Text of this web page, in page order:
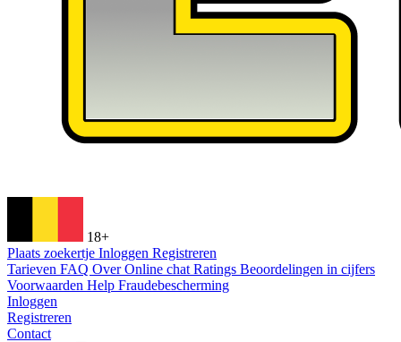
18+
Plaats zoekertje Inloggen Registreren
Tarieven FAQ OverOnline chat Ratings Beoordelingen in cijfers
Voorwaarden Help Fraudebescherming
Inloggen
Registreren
Contact